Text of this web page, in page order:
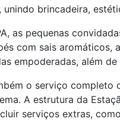
unindo brincadeira,
as pequenas
com sais aromáticos,
empoderadas, além
o serviço completo
A estrutura da
serviços extras,